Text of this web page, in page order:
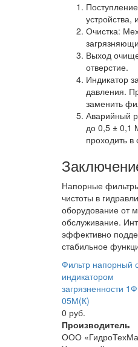
устройства,
Очистка:
Выход
отверстие.
Индикатор
давления.
заменить
Аварийный
до 0,5 ± 0,1
проходить
Напорные
чистоты в
оборудование от
обслуживание.
эффективно
стабильное
Фильтр напорный
индикатором
загрязненности
05М(К)
0 руб.
Производитель
ООО